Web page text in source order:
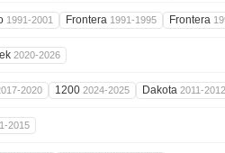
1991-2001 Frontera 1991-1995 Frontera
2020-2026
2020 1200 2024-2025 Dakota 2011-2012
2015